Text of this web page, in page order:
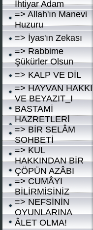
İhtiyar Adam
=> Allah'ın Manevi
Huzuru
=> İyas'ın Zekası
=> Rabbime
Şükürler Olsun
=> KALP VE DİL
=> HAYVAN HAKKI
VE BEYAZIT_I
BASTAMİ
HAZRETLERİ
=> BİR SELÂM
SOHBETİ
=> KUL
HAKKINDAN BİR
ÇÖPÜN AZÂBI
=> CUMÂYI
BİLİRMİSİNİZ
=> NEFSİNİN
OYUNLARINA
ÂLET OLMA!